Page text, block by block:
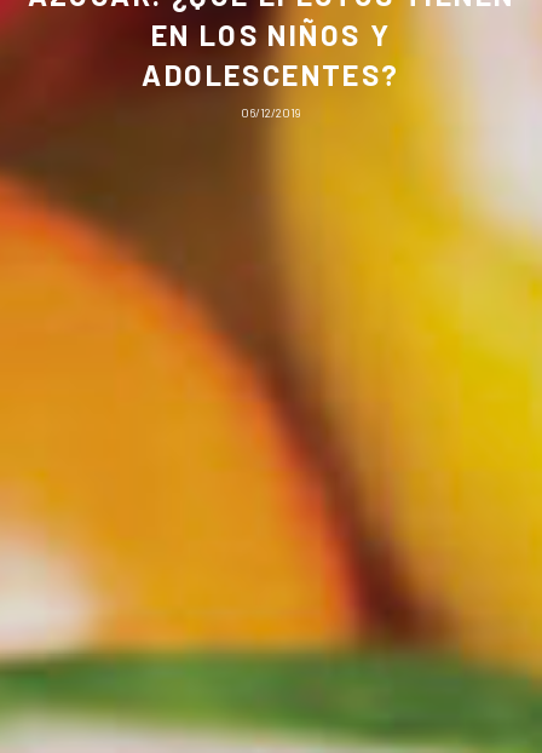
EN LOS NIÑOS Y
ADOLESCENTES?
06/12/2019